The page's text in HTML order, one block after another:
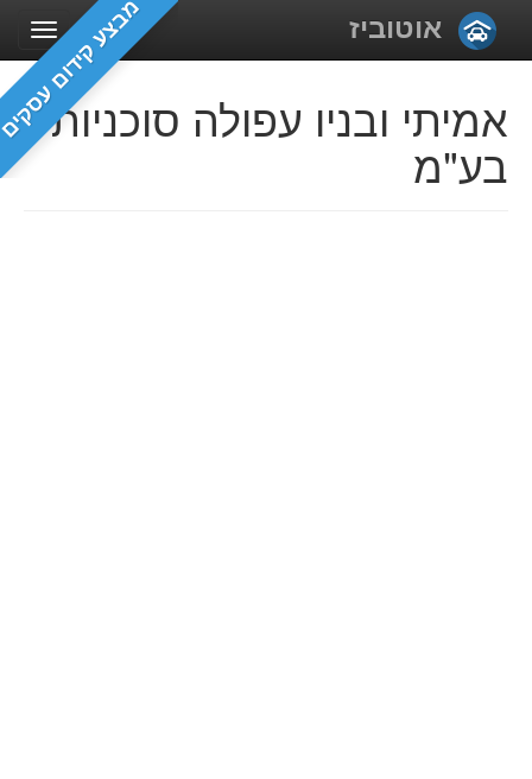
מבצע קידום אוטוביז
אמיתי ובניו עפולה סוכניות
בע"מ